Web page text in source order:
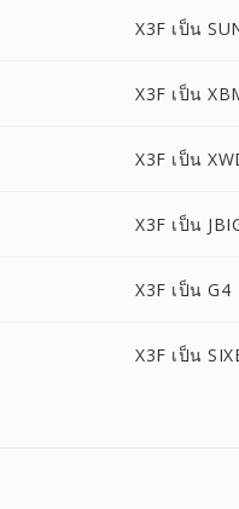
X3F เป็น
X3F เป็น
X3F เป็น
X3F เป็น
X3F เป็น G4
X3F เป็น